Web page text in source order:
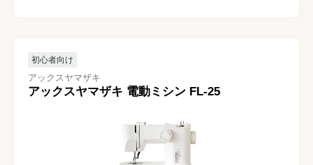
初心者向け
アックスヤマザキ
アックスヤマザキ 電動ミシン FL-25